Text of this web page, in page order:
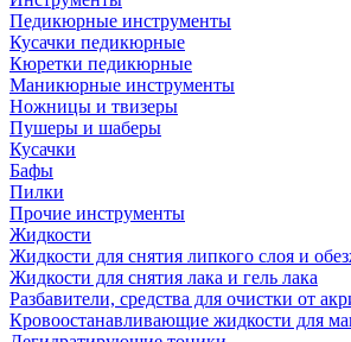
Педикюрные инструменты
Кусачки педикюрные
Кюретки педикюрные
Маникюрные инструменты
Ножницы и твизеры
Пушеры и шаберы
Кусачки
Бафы
Пилки
Прочие инструменты
Жидкости
Жидкости для снятия липкого слоя и
Жидкости для снятия лака и гель лака
Разбавители, средства для очистки от
Кровоостанавливающие жидкости для